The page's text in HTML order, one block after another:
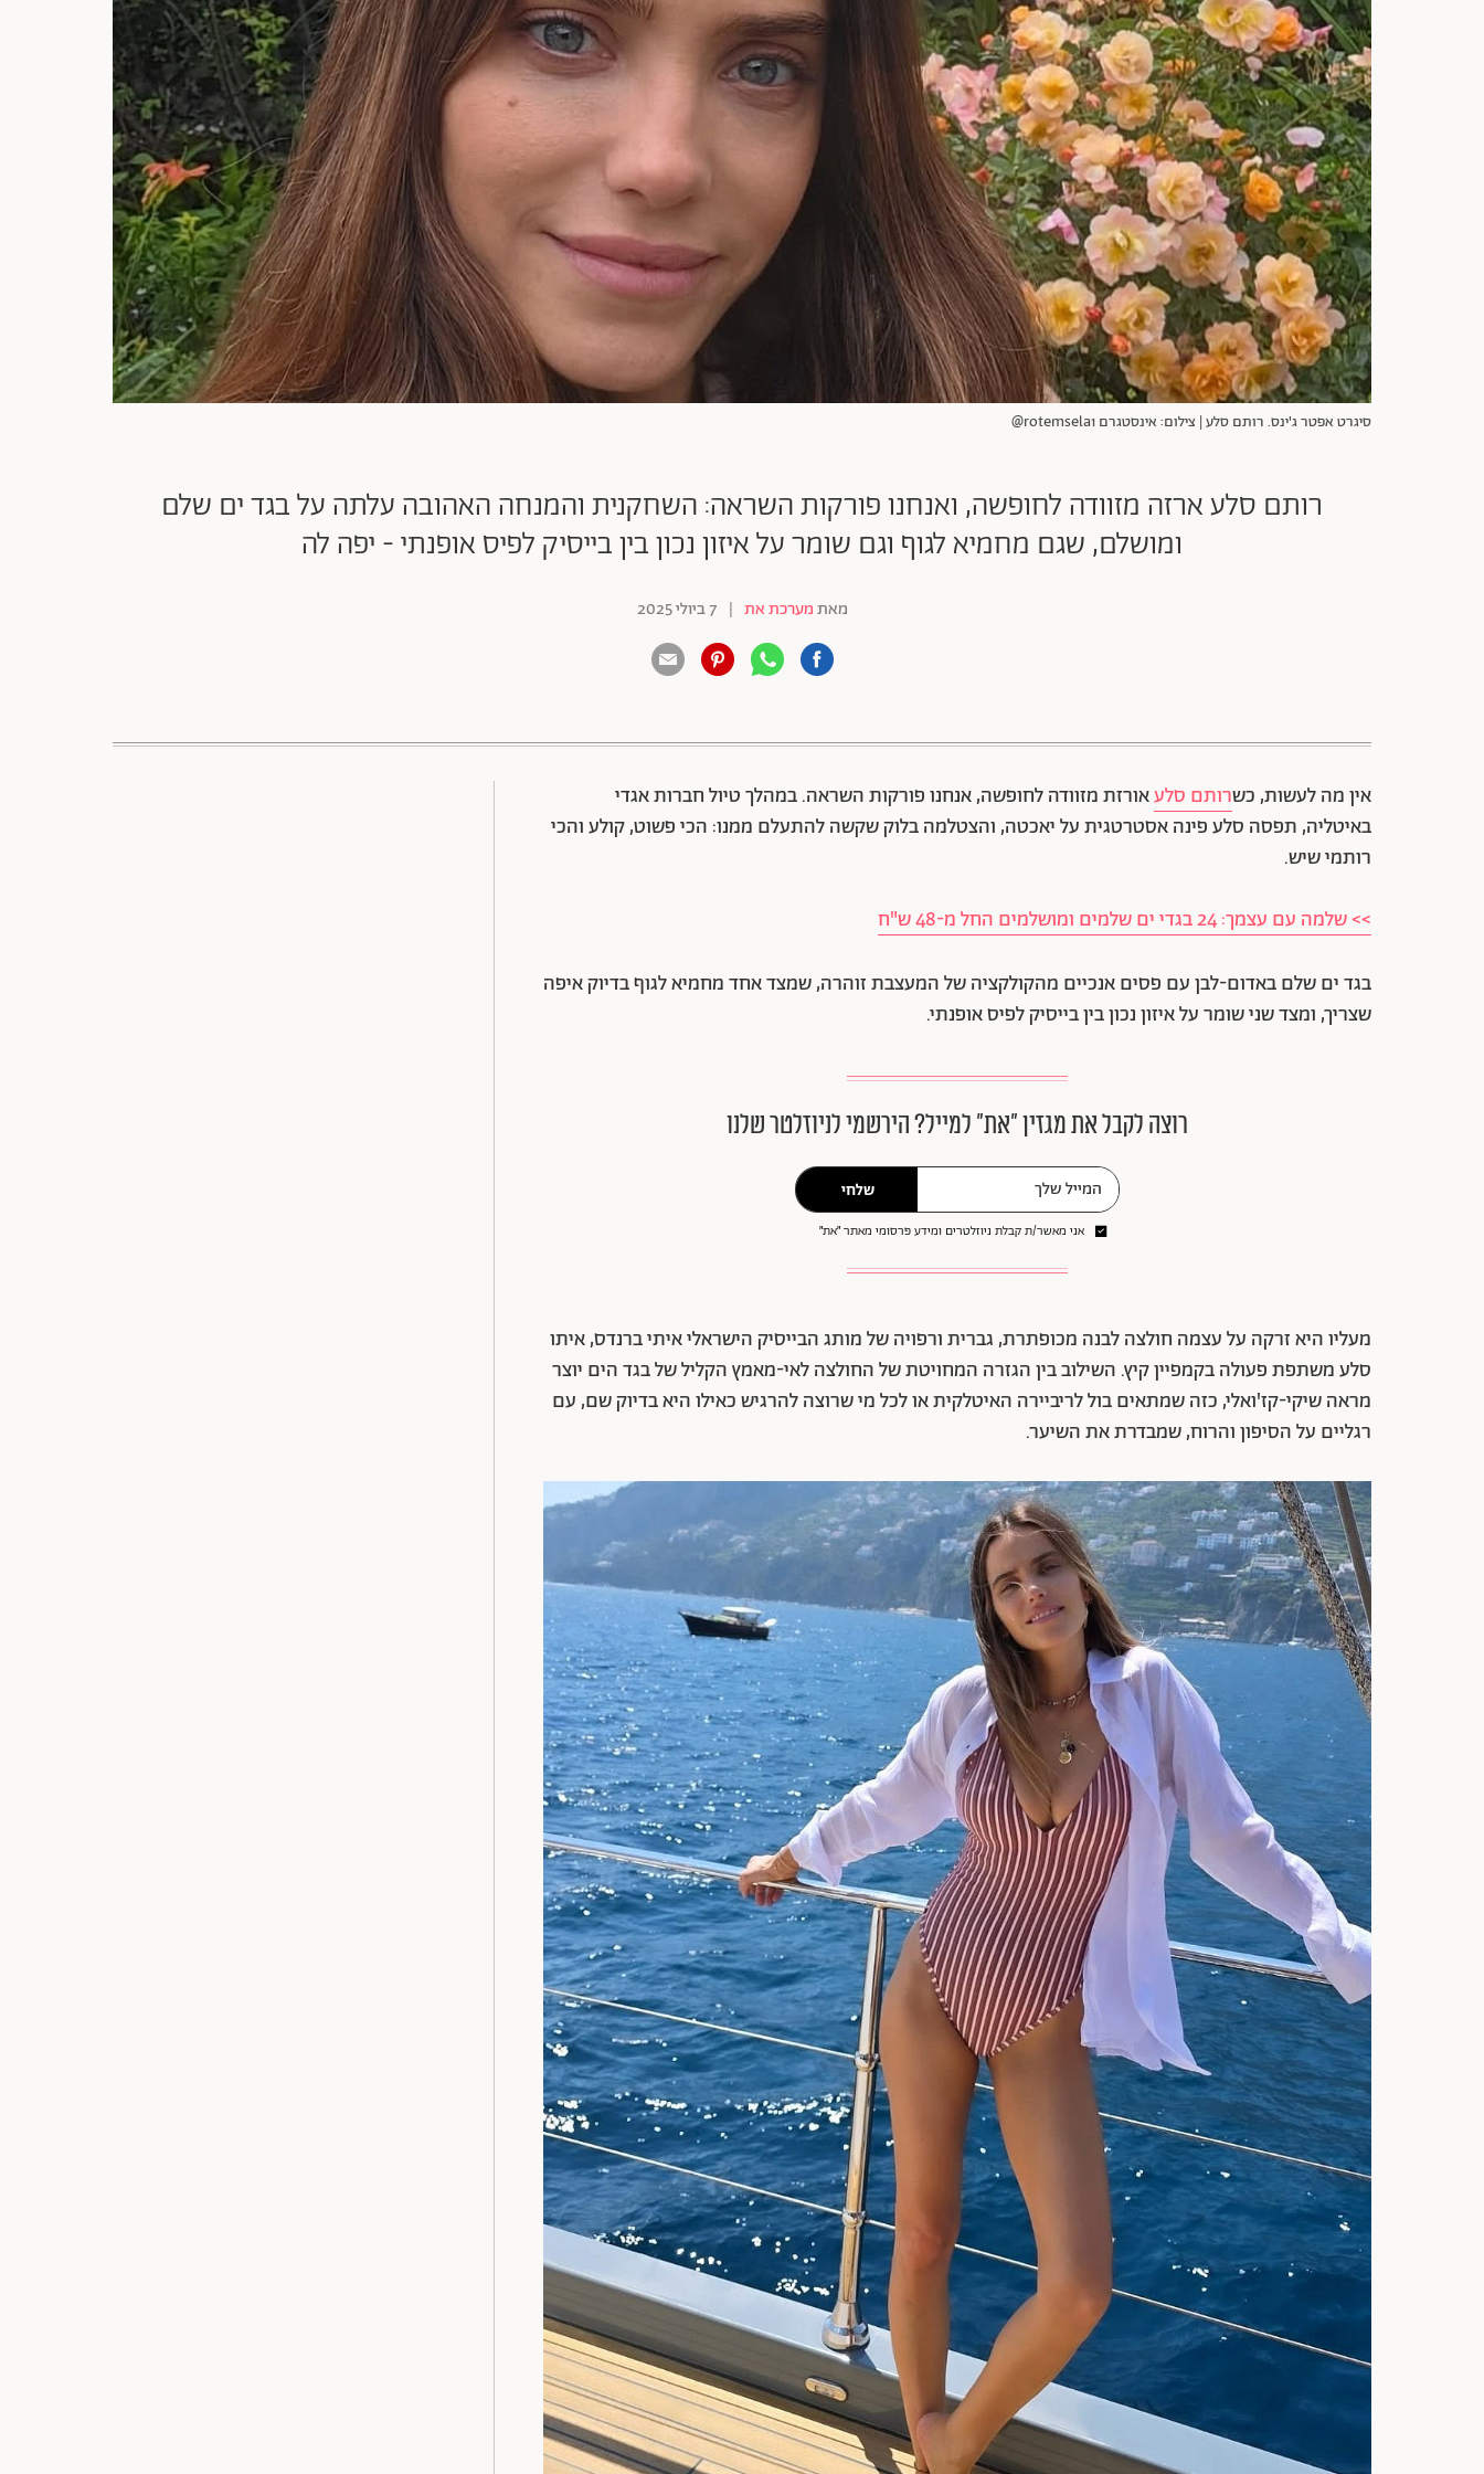
סיגרט אפטר ג'ינס. רותם סלע | צילום: אינסטגרם rotemsela1@
רותם סלע ארזה מזוודה לחופשה, ואנחנו פורקות השראה: השחקנית והמנחה האהובה עלתה על בגד ים שלם
ומושלם, שגם מחמיא לגוף וגם שומר על איזון נכון בין בייסיק לפיס אופנתי - יפה לה
מאתמערכת את | 7 ביולי 2025
אין מה לעשות, כשרותם סלעאורזת מזוודה לחופשה, אנחנו פורקות השראה. במהלך טיול חברות אגדי
באיטליה, תפסה סלע פינה אסטרטגית על יאכטה, והצטלמה בלוק שקשה להתעלם ממנו: הכי פשוט, קולע והכי
רותמי שיש.
>> שלמה עם עצמך: 24 בגדי ים שלמים ומושלמים החל מ-48 ש"ח
בגד ים שלם באדום-לבן עם פסים אנכיים מהקולקציה של המעצבת זוהרה, שמצד אחד מחמיא לגוף בדיוק איפה
שצריך, ומצד שני שומר על איזון נכון בין בייסיק לפיס אופנתי.
רוצה לקבל את מגזין ״את״ למייל? הירשמי לניוזלטר שלנו
שלחי
אני מאשר/ת קבלת ניוזלטרים ומידע פרסומי מאתר ״את״
מעליו היא זרקה על עצמה חולצה לבנה מכופתרת, גברית ורפויה של מותג הבייסיק הישראלי איתי ברנדס, איתו
סלע משתפת פעולה בקמפיין קיץ. השילוב בין הגזרה המחויטת של החולצה לאי-מאמץ הקליל של בגד הים יוצר
מראה שיקי-קז'ואלי, כזה שמתאים בול לריביירה האיטלקית או לכל מי שרוצה להרגיש כאילו היא בדיוק שם, עם
רגליים על הסיפון והרוח, שמבדרת את השיער.